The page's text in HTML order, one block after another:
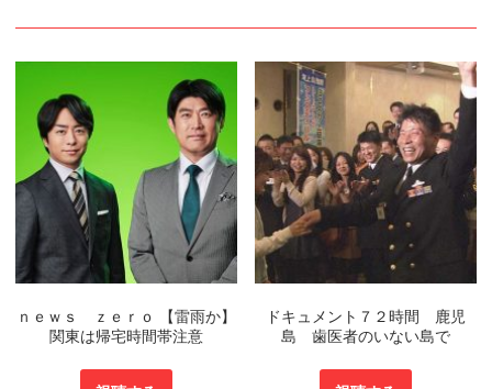
ｎｅｗｓ ｚｅｒｏ 【雷雨か】
関東は帰宅時間帯注意
ドキュメント７２時間 鹿児
島 歯医者のいない島で